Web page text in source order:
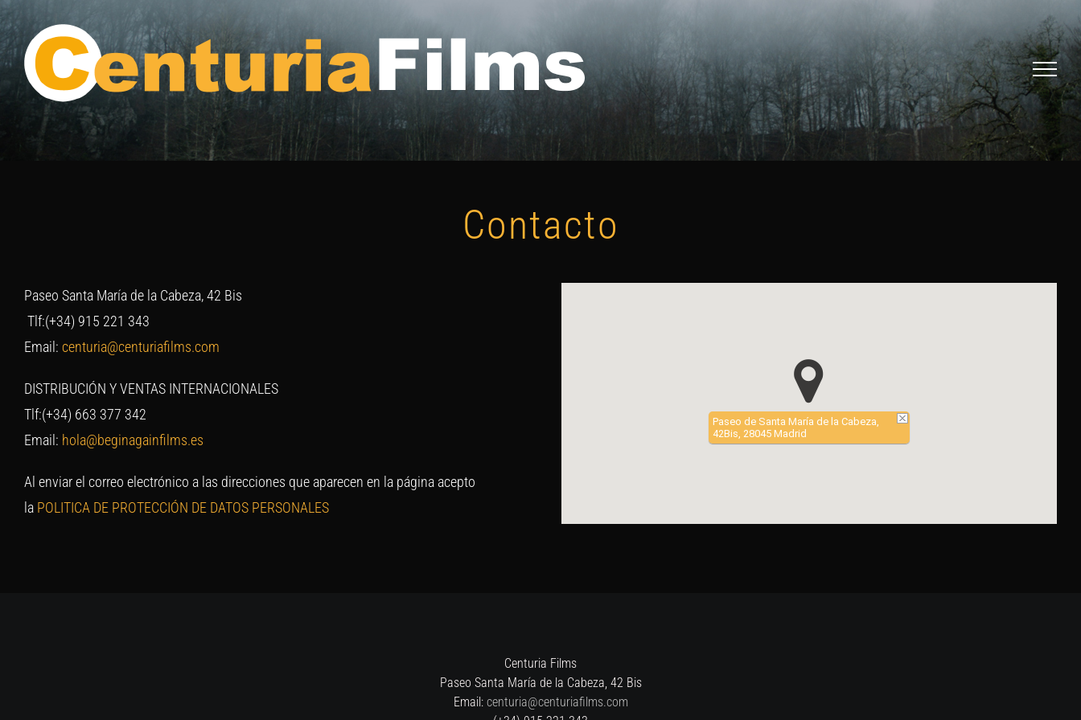
Saltar
al
contenido
Contacto
Paseo Santa María de la Cabeza, 42 Bis
Tlf:(+34) 915 221 343
Email: centuria@centuriafilms.com
DISTRIBUCIÓN Y VENTAS INTERNACIONALES
Tlf:(+34) 663 377 342
Email: hola@beginagainfilms.es
Al enviar el correo electrónico a las direcciones que aparecen en la página acepto
la POLITICA DE PROTECCIÓN DE DATOS PERSONALES
Paseo de Santa María de la Cabeza,
42Bis, 28045 Madrid
Centuria Films
Paseo Santa María de la Cabeza, 42 Bis
Email: centuria@centuriafilms.com